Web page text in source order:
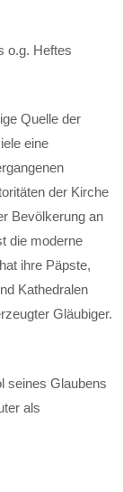
o.g. Heftes
Quelle der
eine
der Kirche
Bevölkerung an
die moderne
ihre Päpste,
Kathedralen
Gläubiger.
seines Glaubens
als